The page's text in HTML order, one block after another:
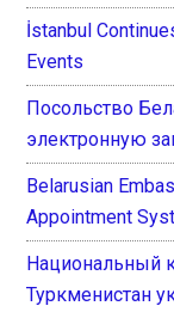
İstanbul
Events
Посольство
электронную
Belarusian
Appointment
Национальный
Туркменистан